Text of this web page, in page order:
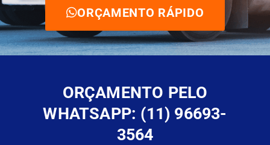
ORÇAMENTO RÁPIDO
ORÇAMENTO PELO
WHATSAPP: (11) 96693-
3564